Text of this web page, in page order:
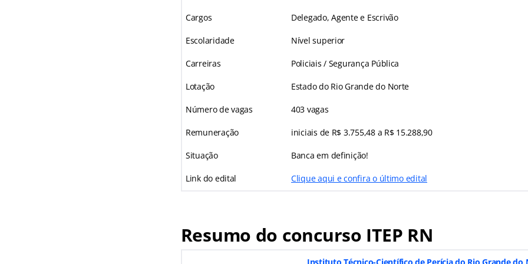
Cargos Delegado, Agente e Escrivão
Escolaridade Nível superior
Carreiras Policiais / Segurança Pública
Lotação Estado do Rio Grande do Norte
Número de vagas 403 vagas
Remuneração iniciais de R$ 3.755,48 a R$ 15.288,90
Situação Banca em definição!
Link do edital Clique aqui e confira o último edital
Resumo do concurso ITEP RN